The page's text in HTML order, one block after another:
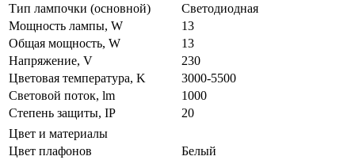
Тип лампочки (основной)
Светодиодная
Мощность лампы, W
13
Общая мощность, W
13
Напряжение, V
230
Цветовая температура, K
3000-5500
Световой поток, lm
1000
Степень защиты, IP
20
Цвет и материалы
Цвет плафонов
Белый